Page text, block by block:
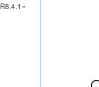
R8.4.1~